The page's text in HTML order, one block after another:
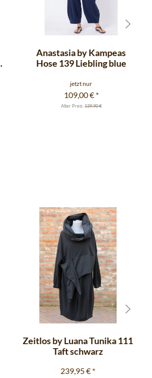
Anastasia by Kampeas
Hose 139 Liebling blue
jetzt nur
109,00 € *
Alter Preis:139,90 €
Zeitlos by Luana Tunika 111
Taft schwarz
239,95 €*